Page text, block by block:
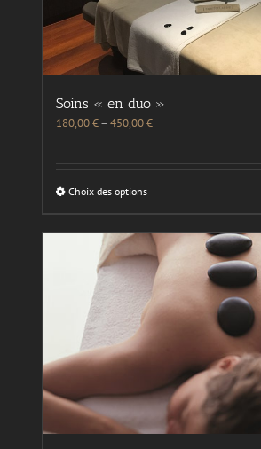
Soins « en duo »
180,00€– 450,00€
Choix des options